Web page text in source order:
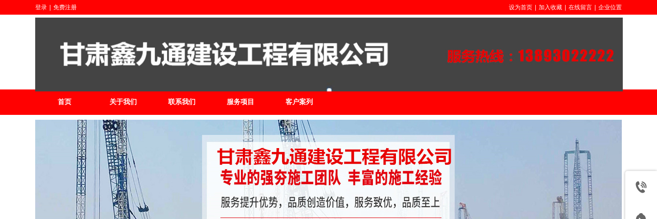
登录 免费注册 设为首页 加入收藏 在线留言 企业位置
首页 关于我们 联系我们 服务项目 客户案列